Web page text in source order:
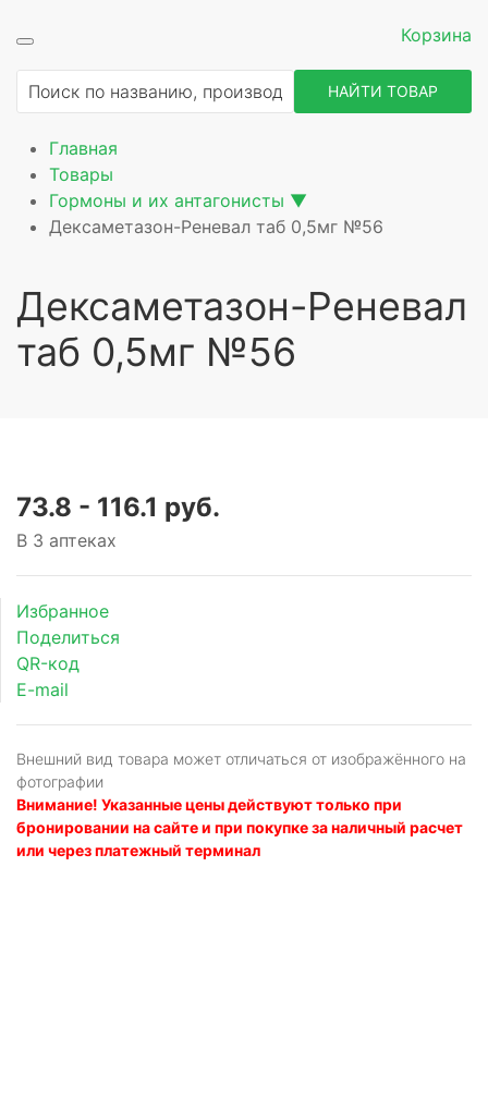
Корзина
НАЙТИ ТОВАР
Главная
Товары
Гормоны и их антагонисты ▼
Дексаметазон-Реневал таб 0,5мг №56
Дексаметазон-Реневал
таб 0,5мг №56
73.8 - 116.1 руб.
В 3 аптеках
Избранное
Поделиться
QR-код
E-mail
Внешний вид товара может отличаться от изображённого на
фотографии
Внимание! Указанные цены действуют только при
бронировании на сайте и при покупке за наличный расчет
или через платежный терминал